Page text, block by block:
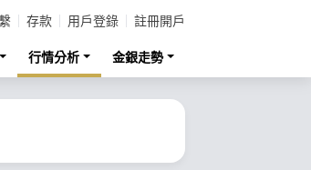
存款 用戶登錄 註冊開戶
行情分析 金銀走勢